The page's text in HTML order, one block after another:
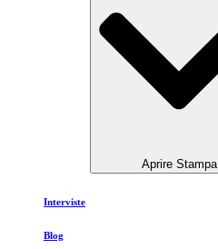
Aprire Stampa
Interviste
Blog